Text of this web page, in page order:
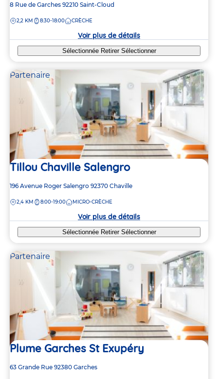
Adresse
la
8 Rue de Garches 92210 Saint-Cloud
DISTANCE
2,2 KM 8:30-18:00 CRÈCHE
Voir plus de détails
Sélectionnée Retirer Sélectionner
Partenaire
Tillou Chaville Salengro
Adresse
la
196 Avenue Roger Salengro 92370 Chaville
DISTANCE
2,4 KM 8:00-19:00 MICRO-CRÈCHE
Voir plus de détails
Sélectionnée Retirer Sélectionner
Partenaire
Plume Garches St Exupéry
Adresse
63 Grande Rue 92380 Garches